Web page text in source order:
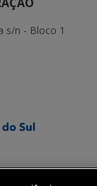
s/n - Bloco 1